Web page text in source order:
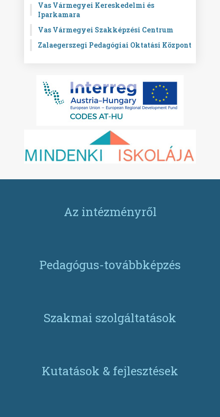
Vas Vármegyei Kereskedelmi és
Iparkamara
Vas Vármegyei Szakképzési Centrum
Zalaegerszegi Pedagógiai Oktatási Központ
Az intézményről
Pedagógus-továbbképzés
Szakmai szolgáltatások
Kutatások & fejlesztések